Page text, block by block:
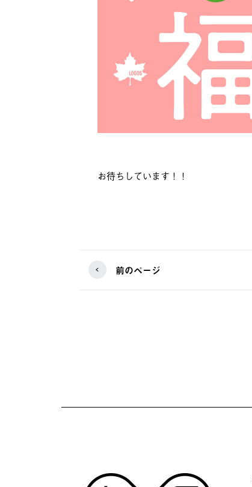
お待ちしています！！
前のページ